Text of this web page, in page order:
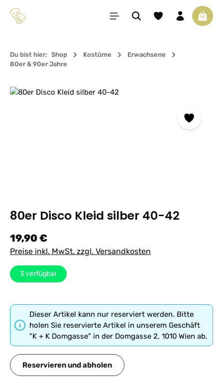
Zum Hauptinhalt springen Du hast 0 Produkte
Du bist hier: Shop Kostüme
Erwachsene
80er & 90er Jahre
Bildergalerie überspringen
80er Disco Kleid silber 40-42
Regulärer Preis:
19,90 €
Preise inkl. MwSt. zzgl. Versandkosten
3verfügbar
Dieser Artikel kann nur reserviert werden. Bitte
holen Sie reservierte Artikel in unserem Geschäft
"K + K Domgasse" in der Domgasse 2, 1010 Wien ab.
Reservieren und abholen